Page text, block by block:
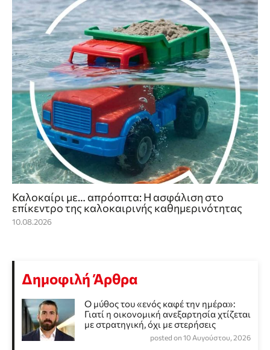
Καλοκαίρι με… απρόοπτα: Η ασφάλιση στο
επίκεντρο της καλοκαιρινής καθημερινότητας
10.08.2026
Δημοφιλή Άρθρα
Ο μύθος του «ενός καφέ την ημέρα»:
Γιατί η οικονομική ανεξαρτησία χτίζεται
με στρατηγική, όχι με στερήσεις
posted on 10 Αυγούστου, 2026